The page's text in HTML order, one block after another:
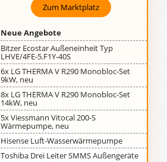
Zum Marktplatz
Neue Angebote
Bitzer Ecostar Außeneinheit Typ
LHVE/4FE-5.F1Y-40S
6x LG THERMA V R290 Monobloc-Set
9kW, neu
8x LG THERMA V R290 Monobloc-Set
14kW, neu
5x Viessmann Vitocal 200-S
Wärmepumpe, neu
Hisense Luft-Wasserwärmepumpe
Toshiba Drei Leiter SMMS Außengeräte